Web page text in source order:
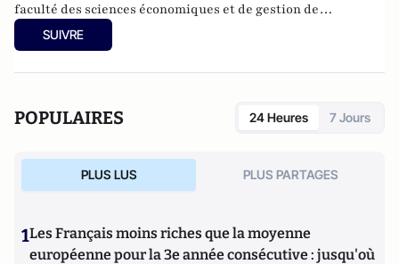
faculté des sciences économiques et de gestion de
Strasbourg, il intervient régulièrement dans les médias
pour commenter les actualités liées au marché du travail et
SUIVRE
POPULAIRES 24 Heures 7 Jours
PLUS LUS PLUS PARTAGES
1Les Français moins riches que la moyenne
européenne pour la 3e année consécutive : jusqu'où